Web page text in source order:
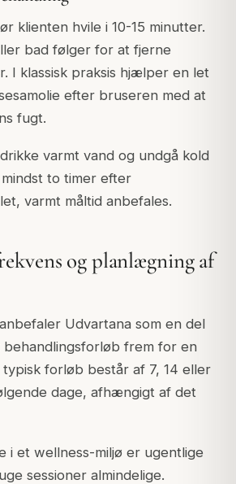
klienten hvile i 10-15 minutter.
bad følger for at fjerne
I klassisk praksis hjælper en let
efter bruseren med at
fugt.
varmt vand og undgå kold
to timer efter
varmt måltid anbefales.
og planlægning af
Udvartana som en del
frem for en
typisk forløb består af 7, 14 eller
dage, afhængigt af det
i et wellness-miljø er ugentlige
sessioner almindelige.